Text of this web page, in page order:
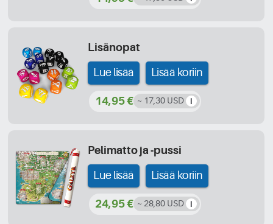
Lisänopat
Lue lisää Lisää koriin
14,95 € ~ 17,30 USD
Pelimatto ja -pussi
Lue lisää Lisää koriin
24,95 € ~ 28,80 USD